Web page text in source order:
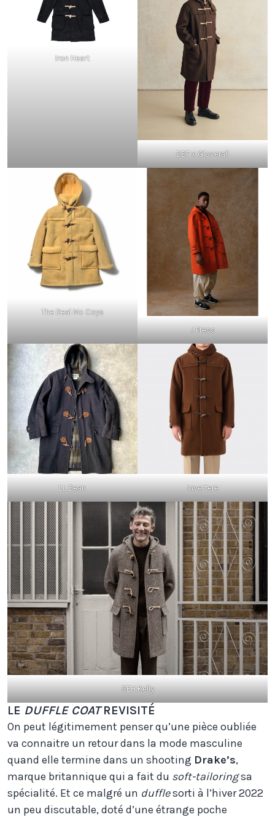
Iron Heart
DBF x Gloverall
The Real Mc Coys
J Press
LL Bean Invertere
SEH Kelly
LE DUFFLE COATREVISITÉ
On peut légitimement penser qu’une pièce oubliée
va connaitre un retour dans la mode masculine
quand elle termine dans un shooting Drake’s,
marque britannique qui a fait du soft-tailoringsa
spécialité. Et ce malgré un dufflesorti à l’hiver 2022
un peu discutable, doté d’une étrange poche